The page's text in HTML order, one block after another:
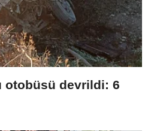
otobüsü devrildi: 6